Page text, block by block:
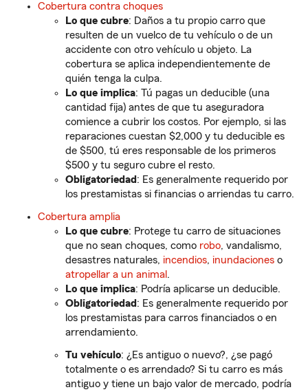
Cobertura contra choques
Lo que cubre: Daños a tu propio carro que
resulten de un vuelco de tu vehículo o de un
accidente con otro vehículo u objeto. La
cobertura se aplica independientemente de
quién tenga la culpa.
Lo que implica: Tú pagas un deducible (una
cantidad fija) antes de que tu aseguradora
comience a cubrir los costos. Por ejemplo, si las
reparaciones cuestan $2,000 y tu deducible es
de $500, tú eres responsable de los primeros
$500 y tu seguro cubre el resto.
Obligatoriedad : Es generalmente requerido por
los prestamistas si financias o arriendas tu carro.
Cobertura amplia
Lo que cubre: Protege tu carro de situaciones
que no sean choques, como robo, vandalismo,
desastres naturales, incendios, inundaciones o
atropellar a un animal .
Lo que implica: Podría aplicarse un deducible.
Obligatoriedad : Es generalmente requerido por
los prestamistas para carros financiados o en
arrendamiento.
Tu vehículo: ¿Es antiguo o nuevo?, ¿se pagó
totalmente o es arrendado? Si tu carro es más
antiguo y tiene un bajo valor de mercado, podría